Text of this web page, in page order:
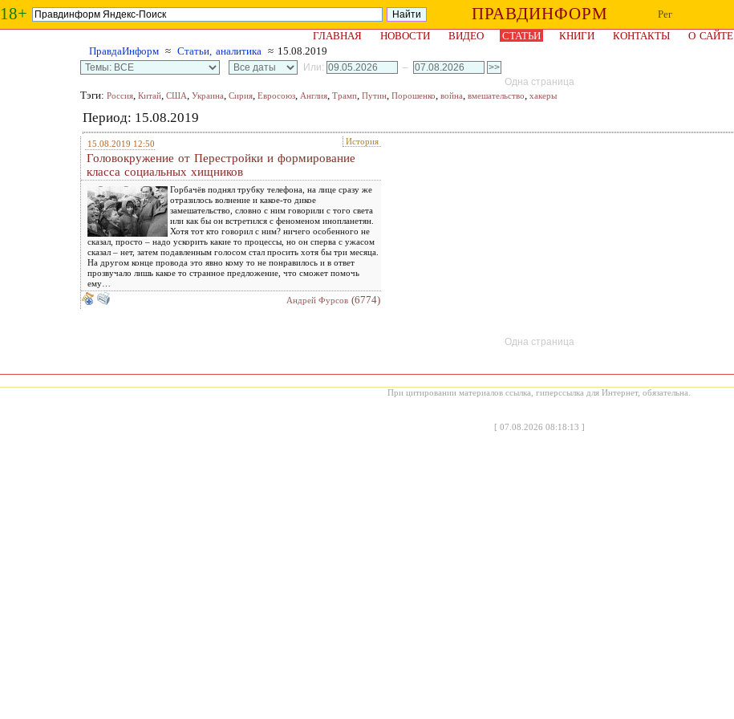
18+ ПРАВДИНФОРМ
Рег
ГЛАВНАЯ
НОВОСТИ ВИДЕО СТАТЬИ КНИГИ КОНТАКТЫ О САЙТЕ
ПравдаИнформ ≈ Статьи, аналитика ≈ 15.08.2019
Или:
–
Одна страница
Тэги: Россия, Китай, США, Украина, Сирия, Евросоюз, Англия, Трамп, Путин, Порошенко, война, вмешательство, хакеры
Период: 15.08.2019
15.08.2019 12:50 История
Головокружение от Перестройки и формирование
класса социальных хищников
Горбачёв поднял трубку телефона, на лице сразу же
отразилось волнение и какое-то дикое
замешательство, словно с ним говорили с того света
или как бы он встретился с феноменом инопланетян.
Хотя тот кто говорил с ним? ничего особенного не
сказал, просто – надо ускорить какие то процессы, но он сперва с ужасом
сказал – нет, затем подавленным голосом стал просить хотя бы три месяца.
На другом конце провода это явно кому то не понравилось и в ответ
прозвучало лишь какое то странное предложение, что сможет помочь
ему…
Андрей Фурсов (6774)
Одна страница
При цитировании материалов ссылка, гиперссылка для Интернет, обязательна.
[ 07.08.2026 08:18:13 ]